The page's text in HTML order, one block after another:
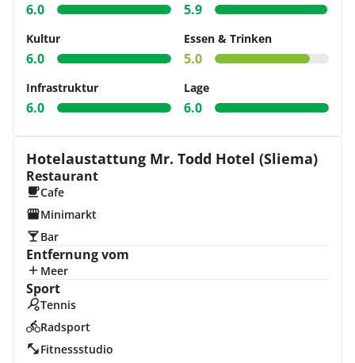
6.0 5.9
Kultur
6.0
Essen & Trinken
5.0
Infrastruktur
6.0
Lage
6.0
Hotelaustattung Mr. Todd Hotel (Sliema)
Restaurant
Cafe
Minimarkt
Bar
Entfernung vom
Meer
Sport
Tennis
Radsport
Fitnessstudio